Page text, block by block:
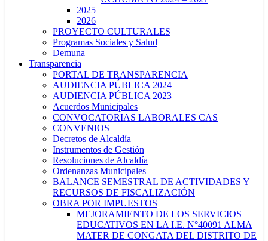
2025
2026
PROYECTO CULTURALES
Programas Sociales y Salud
Demuna
Transparencia
PORTAL DE TRANSPARENCIA
AUDIENCIA PÚBLICA 2024
AUDIENCIA PÚBLICA 2023
Acuerdos Municipales
CONVOCATORIAS LABORALES CAS
CONVENIOS
Decretos de Alcaldía
Instrumentos de Gestión
Resoluciones de Alcaldía
Ordenanzas Municipales
BALANCE SEMESTRAL DE ACTIVIDADES Y
RECURSOS DE FISCALIZACIÓN
OBRA POR IMPUESTOS
MEJORAMIENTO DE LOS SERVICIOS
EDUCATIVOS EN LA I.E. N°40091 ALMA
MATER DE CONGATA DEL DISTRITO DE